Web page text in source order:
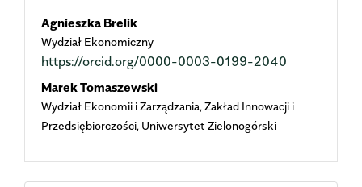
Main
Article
Content
Agnieszka Brelik
Wydział Ekonomiczny
https://orcid.org/0000-0003-0199-2040
Marek Tomaszewski
Wydział Ekonomii i Zarządzania, Zakład Innowacji i
Przedsiębiorczości, Uniwersytet Zielonogórski